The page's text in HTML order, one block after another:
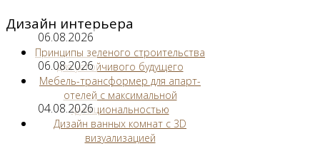
Дизайн интерьера
06.08.2026
Принципы зеленого строительства
для устойчивого будущего
06.08.2026
Мебель-трансформер для апарт-
отелей с максимальной
функциональностью
04.08.2026
Дизайн ванных комнат с 3D
визуализацией